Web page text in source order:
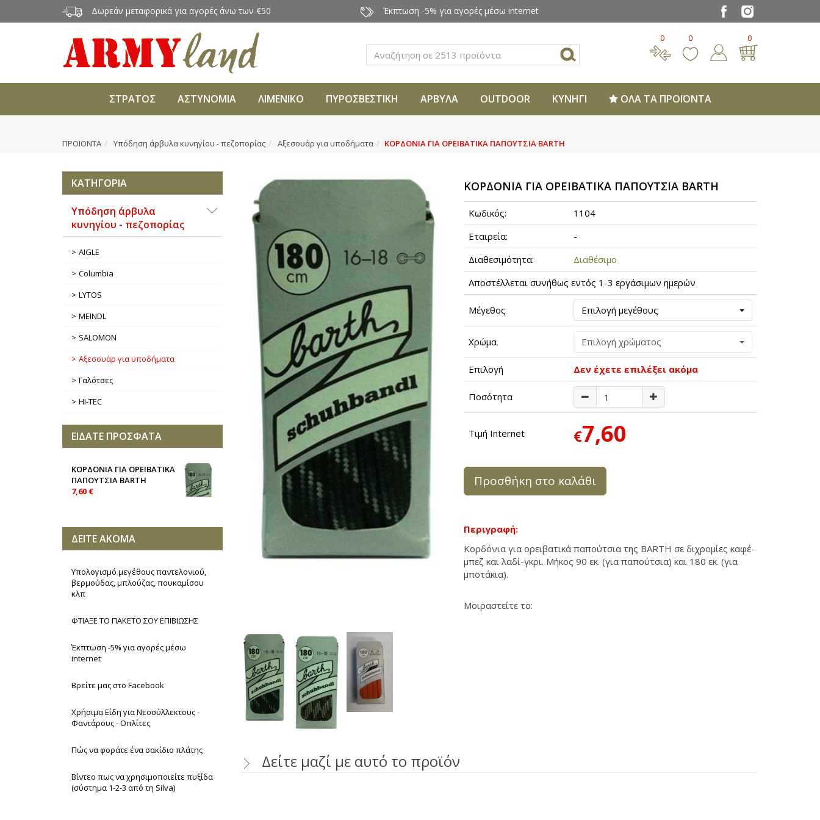
Δωρεάν μεταφορικά για αγορές άνω των €50 Έκπτωση -5% για αγορές μέσω internet
Αναζήτηση
0 0 0
ΣΤΡΑΤΟΣ ΑΣΤΥΝΟΜΙΑ ΛΙΜΕΝΙΚΟ ΠΥΡΟΣΒΕΣΤΙΚΗ ΑΡΒΥΛΑ OUTDOOR ΚΥΝΗΓΙ ΟΛΑ ΤΑ ΠΡΟΪΟΝΤΑ
ΠΡΟΙΟΝΤΑ Υπόδηση άρβυλα κυνηγίου - πεζοπορίας Αξεσουάρ για υποδήματα ΚΟΡΔΟΝΙΑ ΓΙΑ ΟΡΕΙΒΑΤΙΚΑ ΠΑΠΟΥΤΣΙΑ BARTH
ΚΑΤΗΓΟΡΙΑ
Υπόδηση άρβυλα
κυνηγίου - πεζοπορίας
AIGLE
Columbia
LYTOS
MEINDL
SALOMON
Αξεσουάρ για υποδήματα
Γαλότσες
HI-TEC
ΕΙΔΑΤΕ ΠΡΟΣΦΑΤΑ
ΚΟΡΔΟΝΙΑ ΓΙΑ ΟΡΕΙΒΑΤΙΚΑ
ΠΑΠΟΥΤΣΙΑ BARTH
7,60 €
ΔΕΙΤΕ ΑΚΟΜΑ
Υπολογισμό μεγέθους παντελονιού,
βερμούδας, μπλούζας, πουκαμίσου
κλπ
ΦΤΙΑΞΕ ΤΟ ΠΑΚΕΤΟ ΣΟΥ ΕΠΙΒΙΩΣΗΣ
Έκπτωση -5% για αγορές μέσω
internet
Βρείτε μας στο Facebook
Χρήσιμα Είδη για Νεοσύλλεκτους -
Φαντάρους - Οπλίτες
Πώς να φοράτε ένα σακίδιο πλάτης
Βίντεο πως να χρησιμοποιείτε πυξίδα
(σύστημα 1-2-3 από τη Silva)
ΚΟΡΔΟΝΙΑ ΓΙΑ ΟΡΕΙΒΑΤΙΚΑ ΠΑΠΟΥΤΣΙΑ BARTH
Κωδικός:
1104
Εταιρεία:
-
Διαθεσιμότητα:
Διαθέσιμο
Αποστέλλεται συνήθως εντός 1-3 εργάσιμων ημερών
Μέγεθος Επιλογή μεγέθους
Χρώμα Επιλογή χρώματος
Επιλογή Δεν έχετε επιλέξει ακόμα
Ποσότητα
Τιμή Internet €7,60
Προσθήκη στο καλάθι
Περιγραφή:
Κορδόνια για ορειβατικά παπούτσια της BARTH σε διχρομίες καφέ-
μπεζ και λαδί-γκρι. Μήκος 90 εκ. (για παπούτσια) και 180 εκ. (για
μποτάκια).
Μοιραστείτε το:
Δείτε μαζί με αυτό το προϊόν